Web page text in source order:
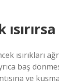
ısırıkları
baş
ve